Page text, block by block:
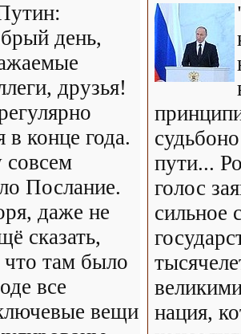
день,
друзья!
в конце года.
совсем
Послание.
даже не
сказать,
что там было
все
вещи
пути...
голос
сильное
нация,